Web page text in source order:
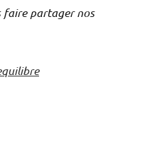
faire partager nos